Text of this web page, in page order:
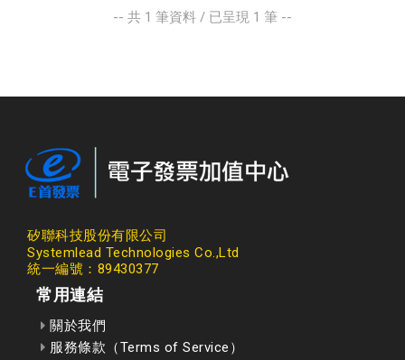
-- 共 1 筆資料 / 已呈現 1 筆 --
矽聯科技股份有限公司
Systemlead Technologies Co.,Ltd
統一編號：89430377
常用連結
關於我們
服務條款（Terms of Service）